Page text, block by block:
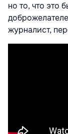
но то, что это
журналист,